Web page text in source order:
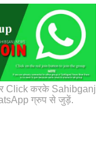
Click करके Sahibganj
ग्रुप से जुड़ें.